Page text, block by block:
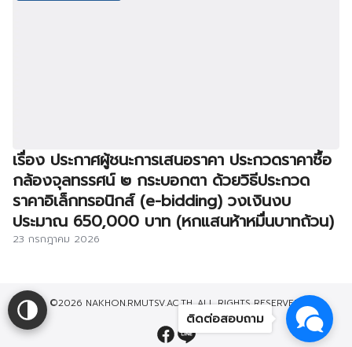
เรื่อง ประกาศผู้ชนะการเสนอราคา ประกวดราคาซื้อ
กล้องจุลทรรศน์ ๒ กระบอกตา ด้วยวิธีประกวด
ราคาอิเล็กทรอนิกส์ (e-bidding) วงเงินงบ
ประมาณ 650,000 บาท (หกแสนห้าหมื่นบาทถ้วน)
23 กรกฎาคม 2026
©2026 NAKHON.RMUTSV.AC.TH. ALL RIGHTS RESERVED.
ติดต่อสอบถาม